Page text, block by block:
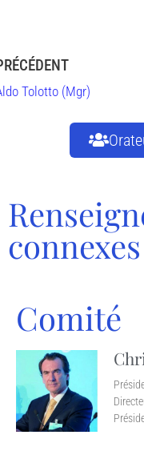
Tolotto (Mgr)
connexes
Comité